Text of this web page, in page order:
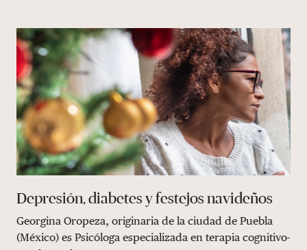
Depresión, diabetes y festejos navideños
Georgina Oropeza, originaria de la ciudad de Puebla
(México) es Psicóloga especializada en terapia cognitivo-